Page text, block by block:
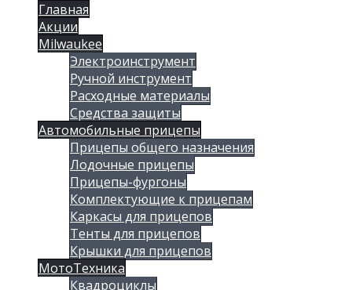
Главная
Акции
Milwaukee
Электроинструмент
Ручной инструмент
Расходные материалы
Средства защиты
Автомобильные прицепы
Прицепы общего назначения
Лодочные прицепы
Прицепы-фургоны
Комплектующие к прицепам
Каркасы для прицепов
Тенты для прицепов
Крышки для прицепов
МотоТехника
Квадроциклы